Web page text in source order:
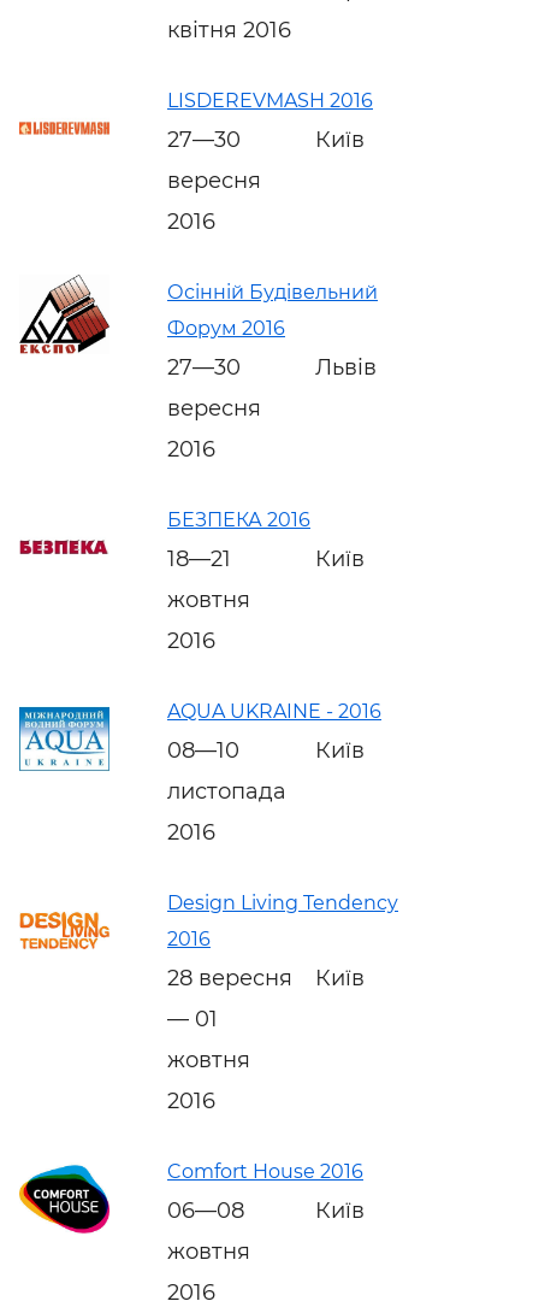
квітня 2016
LISDEREVMASH 2016
27—30
вересня
2016
Київ
Осінній Будівельний
Форум 2016
27—30
вересня
2016
Львів
БЕЗПЕКА 2016
18—21
жовтня
2016
Київ
AQUA UKRAINE - 2016
08—10
листопада
2016
Київ
Design Living Tendency
2016
28 вересня
— 01
жовтня
2016
Київ
Comfort House 2016
06—08
жовтня
2016
Київ